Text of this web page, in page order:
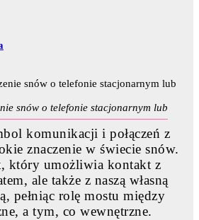
snów o telefonie stacjonarnym lub
komunikacji i połączeń z
znaczenie w świecie snów.
który umożliwia kontakt z
ale także z naszą własną
pełniąc rolę mostu między
a tym, co wewnętrzne.